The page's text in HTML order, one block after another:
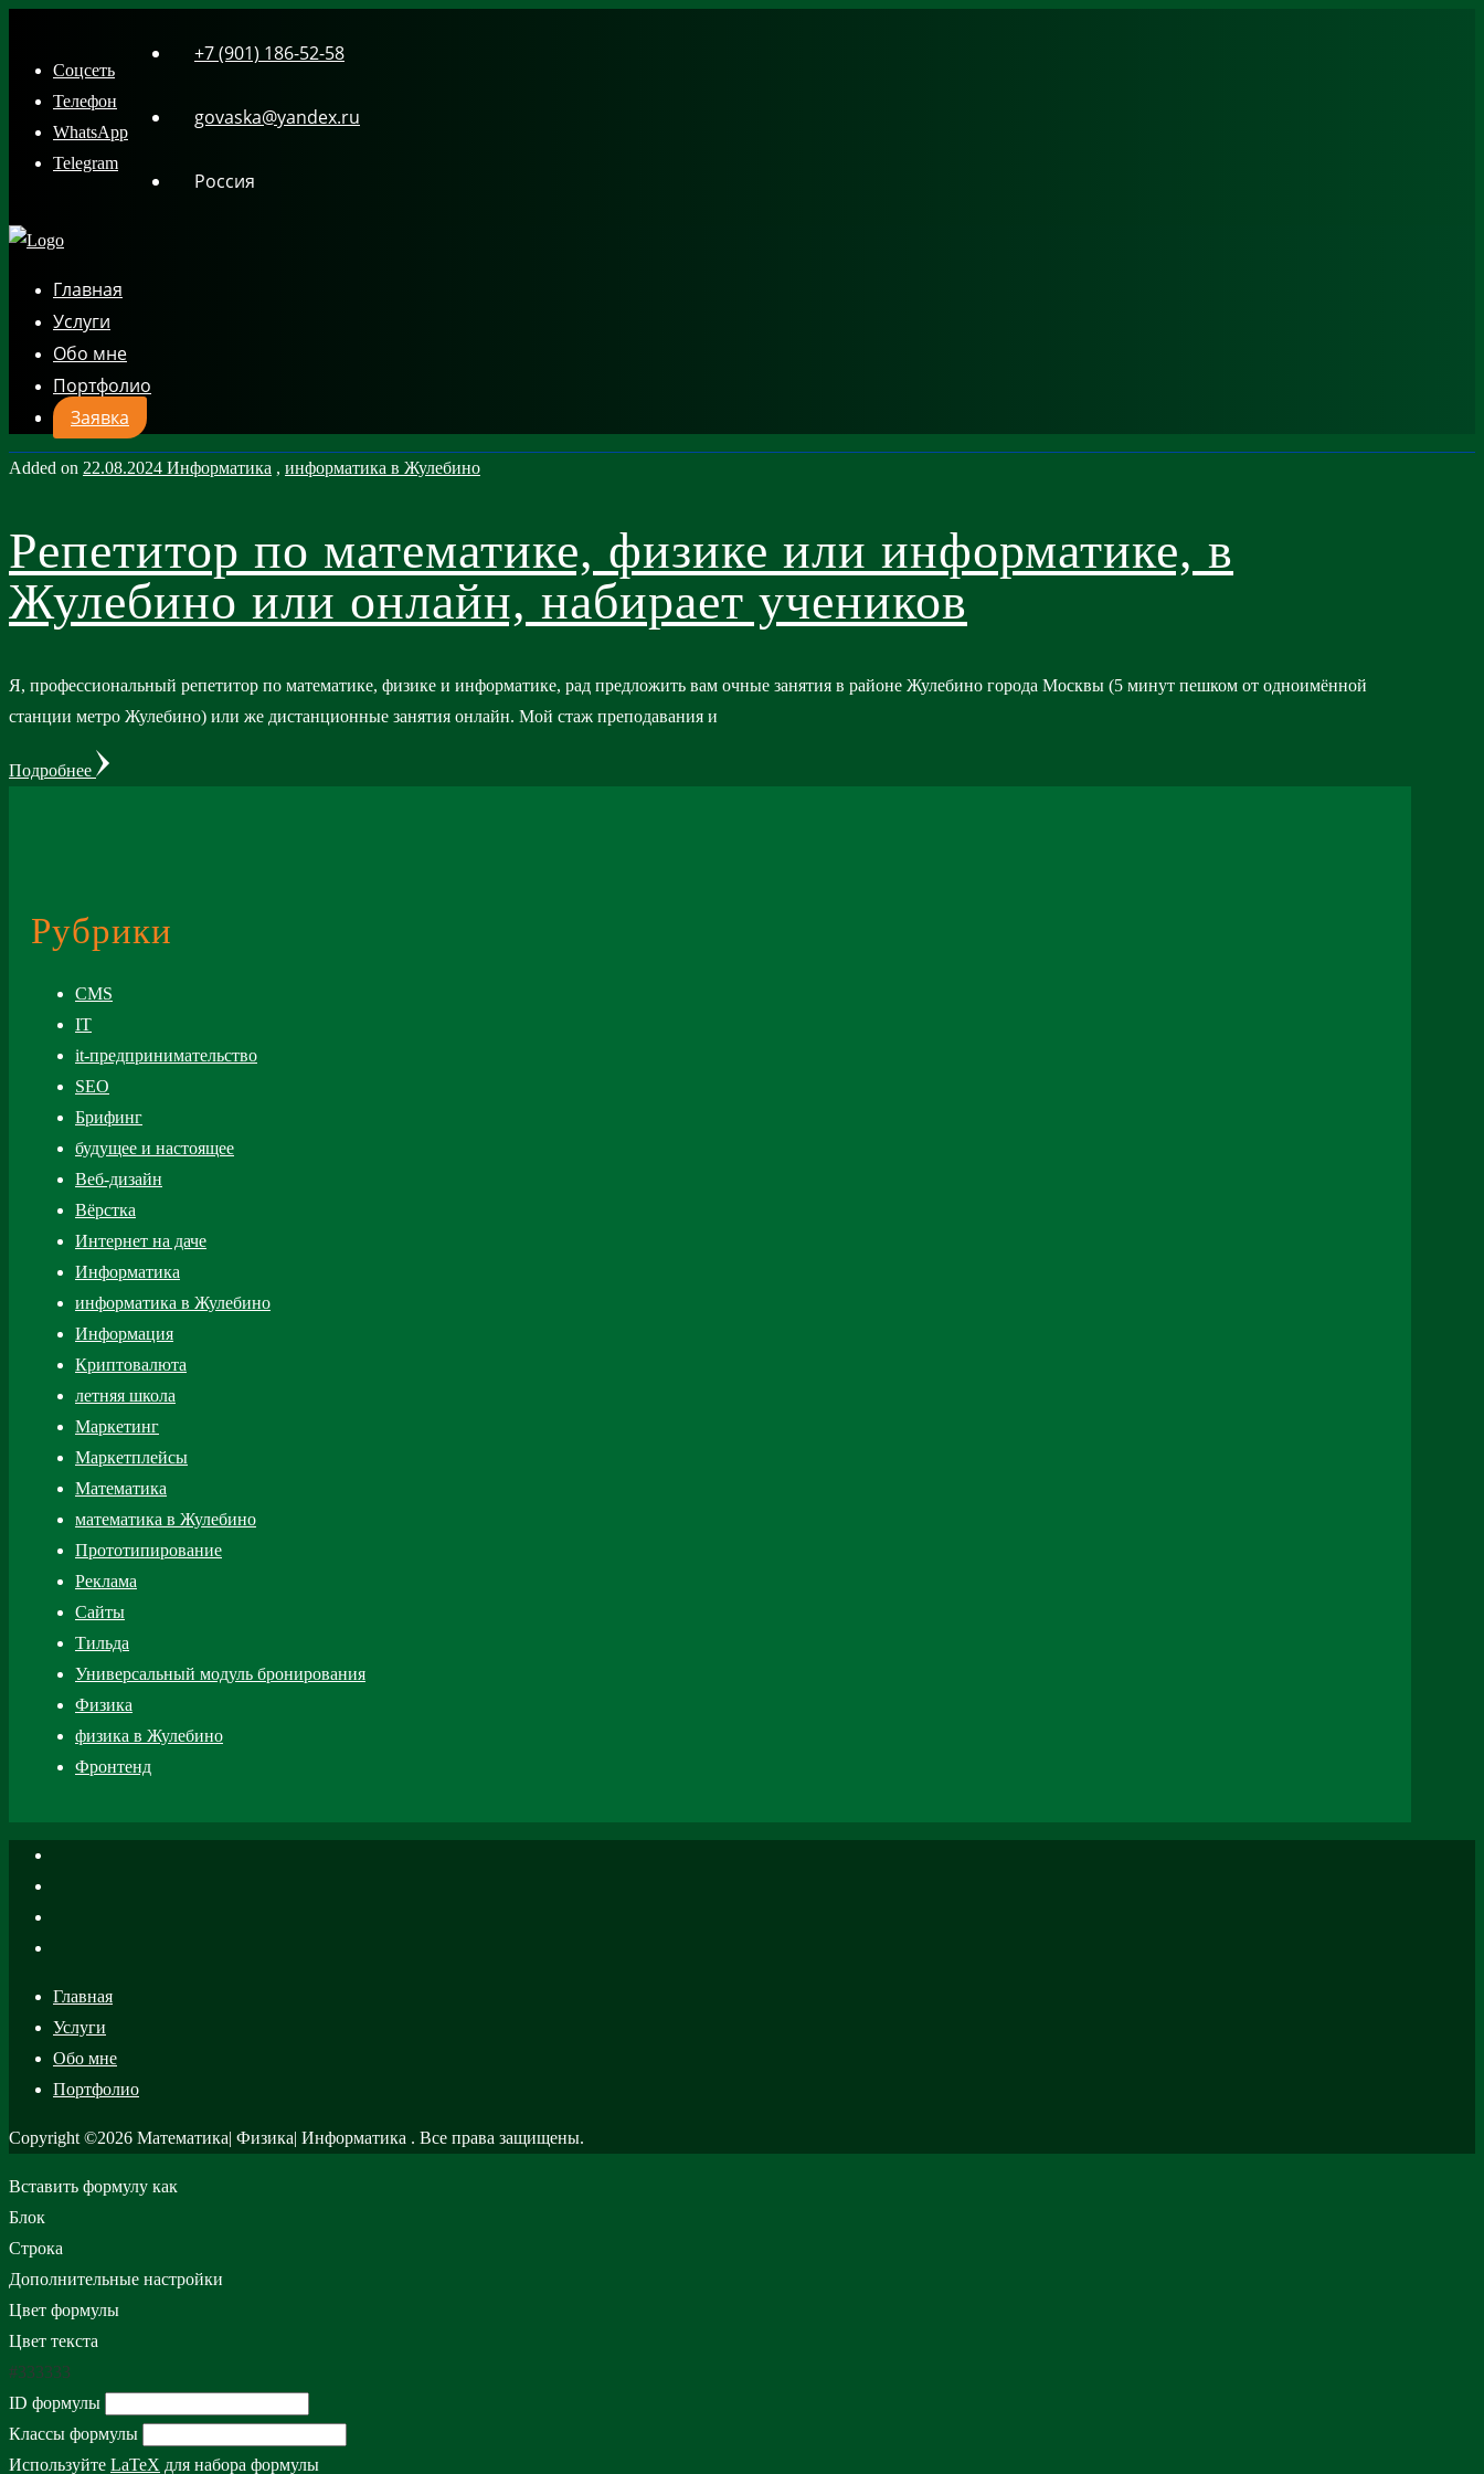
content
Соцсеть
Телефон
WhatsApp
Telegram
+7 (901) 186-52-58
govaska@yandex.ru
Россия
Главная
Услуги
Обо мне
Портфолио
Заявка
Added on 22.08.2024 Информатика , информатика в Жулебино
Репетитор по математике, физике или информатике, в
Жулебино или онлайн, набирает учеников
Я, профессиональный репетитор по математике, физике и информатике, рад предложить вам очные занятия в районе Жулебино города Москвы (5 минут пешком от одноимённой
станции метро Жулебино) или же дистанционные занятия онлайн. Мой стаж преподавания и
Подробнее
Рубрики
CMS
IT
it-предпринимательство
SEO
Брифинг
будущее и настоящее
Веб-дизайн
Вёрстка
Интернет на даче
Информатика
информатика в Жулебино
Информация
Криптовалюта
летняя школа
Маркетинг
Маркетплейсы
Математика
математика в Жулебино
Прототипирование
Реклама
Сайты
Тильда
Универсальный модуль бронирования
Физика
физика в Жулебино
Фронтенд
Главная
Услуги
Обо мне
Портфолио
Copyright ©2026 Математика| Физика| Информатика . Все права защищены.
Вставить формулу как
Блок
Строка
Дополнительные настройки
Цвет формулы
Цвет текста
#333333
ID формулы
Классы формулы
Используйте LaTeX для набора формулы